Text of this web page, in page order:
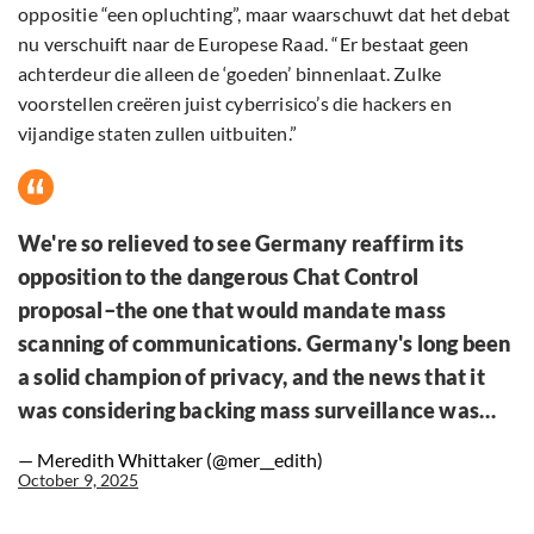
oppositie “een opluchting”, maar waarschuwt dat het debat
nu verschuift naar de Europese Raad. “Er bestaat geen
achterdeur die alleen de ‘goeden’ binnenlaat. Zulke
voorstellen creëren juist cyberrisico’s die hackers en
vijandige staten zullen uitbuiten.”
We're so relieved to see Germany reaffirm its
opposition to the dangerous Chat Control
proposal–the one that would mandate mass
scanning of communications. Germany's long been
a solid champion of privacy, and the news that it
was considering backing mass surveillance was…
— Meredith Whittaker (@mer__edith)
October 9, 2025